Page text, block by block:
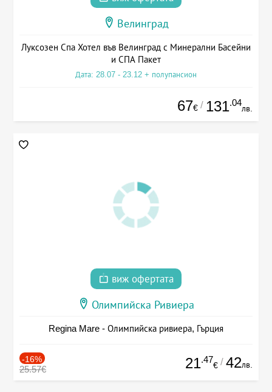
Велинград
Луксозен Спа Хотел във Велинград с Минерални Басейни
и СПА Пакет
Дата: 28.07 - 23.12 + полупансион
67€ / 131.04
лв.
виж офертата
Олимпийска Ривиера
Regina Mare - Олимпийска ривиера, Гърция
-16%
25.57€ 21.47
€ / 42лв.